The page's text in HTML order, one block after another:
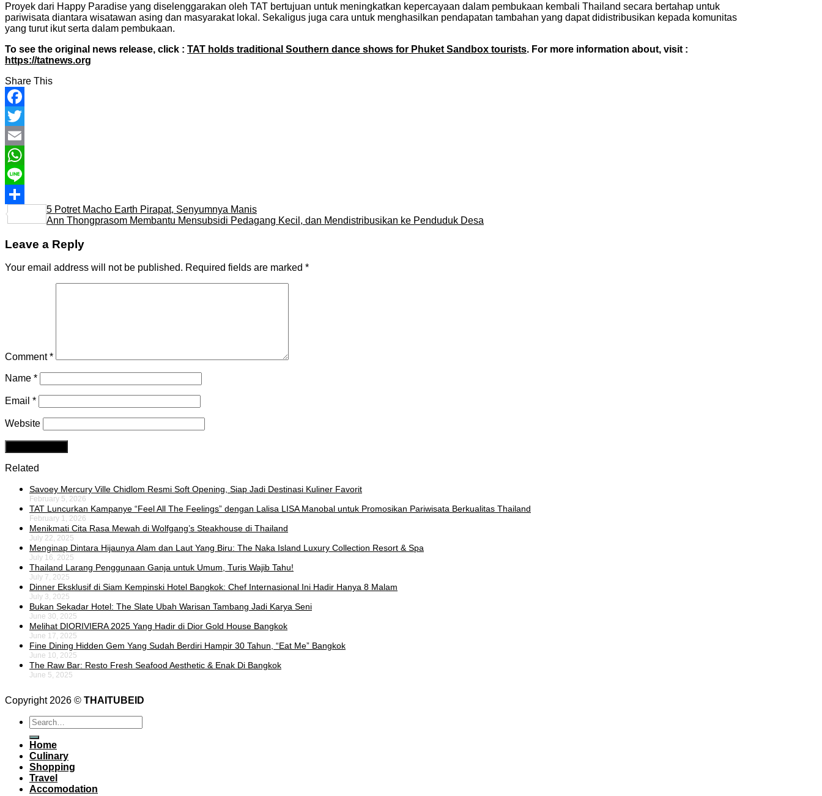
Proyek dari Happy Paradise yang diselenggarakan oleh TAT bertujuan untuk meningkatkan kepercayaan dalam pembukaan kembali Thailand secara bertahap untuk
pariwisata diantara wisatawan asing dan masyarakat lokal. Sekaligus juga cara untuk menghasilkan pendapatan tambahan yang dapat didistribusikan kepada komunitas
yang turut ikut serta dalam pembukaan.
To see the original news release, click : TAT holds traditional Southern dance shows for Phuket Sandbox tourists. For more information about, visit :
https://tatnews.org
Share This
Facebook
Twitter
Email
WhatsApp
Line
Share
5 Potret Macho Earth Pirapat, Senyumnya Manis
Ann Thongprasom Membantu Mensubsidi Pedagang Kecil, dan Mendistribusikan ke Penduduk Desa
Leave a Reply
Your email address will not be published. Required fields are marked *
Comment*
Name *
Email *
Website
Related
Savoey Mercury Ville Chidlom Resmi Soft Opening, Siap Jadi Destinasi Kuliner Favorit
February 5, 2026
TAT Luncurkan Kampanye “Feel All The Feelings” dengan Lalisa LISA Manobal untuk Promosikan Pariwisata Berkualitas Thailand
February 1, 2026
Menikmati Cita Rasa Mewah di Wolfgang’s Steakhouse di Thailand
July 22, 2025
Menginap Dintara Hijaunya Alam dan Laut Yang Biru: The Naka Island Luxury Collection Resort & Spa
July 16, 2025
Thailand Larang Penggunaan Ganja untuk Umum, Turis Wajib Tahu!
July 7, 2025
Dinner Eksklusif di Siam Kempinski Hotel Bangkok: Chef Internasional Ini Hadir Hanya 8 Malam
July 3, 2025
Bukan Sekadar Hotel: The Slate Ubah Warisan Tambang Jadi Karya Seni
June 30, 2025
Melihat DIORIVIERA 2025 Yang Hadir di Dior Gold House Bangkok
June 17, 2025
Fine Dining Hidden Gem Yang Sudah Berdiri Hampir 30 Tahun, “Eat Me” Bangkok
June 10, 2025
The Raw Bar: Resto Fresh Seafood Aesthetic & Enak Di Bangkok
June 5, 2025
Copyright 2026 © THAITUBEID
Home
Culinary
Shopping
Travel
Accomodation